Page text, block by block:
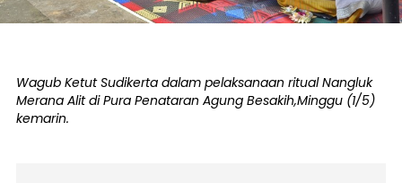
Wagub Ketut Sudikerta dalam pelaksanaan ritual Nangluk
Merana Alit di Pura Penataran Agung Besakih,Minggu (1/5)
kemarin.